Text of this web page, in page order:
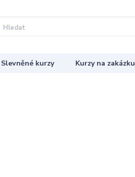
Hledat
Slevněné kurzy Kurzy na zakázku